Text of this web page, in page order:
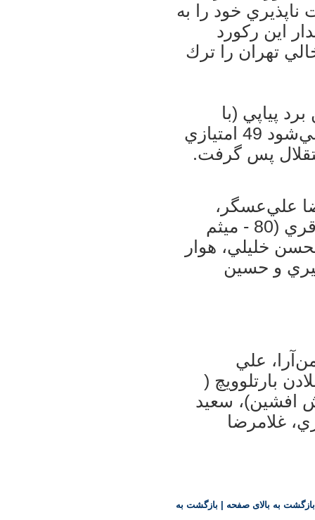
خود را به
اين ركورد
تهران را ترك
پياپي (با
احستاب دو ديدار جام حذفي)محسوب مي‌شود 49 امتيازي
پس گرفت.
علي‌عسگر،
ابراهيم شكوري، عادل كلاه كج، كريم باقري (80 - ميثم
زارع)، محسن خليلي، هوار
شيري و حسين
علي
بارتلوويچ (
سيامك سرلك (68-آرش افشين)، سعيد
غلامرضا
بازگشت به بالای صفحه بازگشت به